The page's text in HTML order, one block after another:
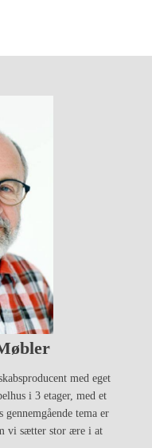
med eget
i 3 etager, med et
tema er
vi sætter stor ære i at